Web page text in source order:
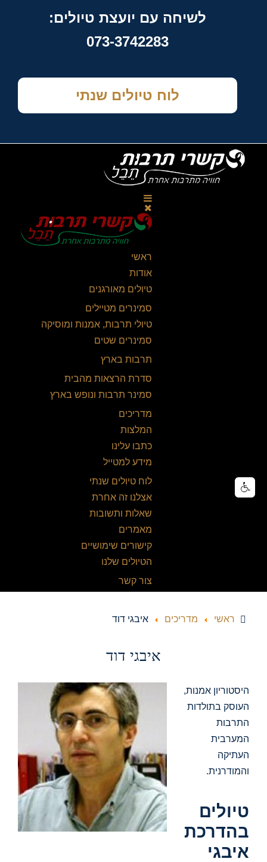
לשיחה עם יועצת טיולים:
073-3742283
לוח טיולים שנתי
ראשי
אודות
טיולים מאורגנים
סמינרים מטיילים
טיולי תרבות, אמנות ומוסיקה
סמינרים שטים
תרבות בארץ
סדרת הרצאות מהבית
סמינר תרבות ונופש בארץ
מדריכים
המלצות
כתבו עלינו
מידע למטייל
לוח טיולים שנתי
אצלנו זה אחרת
שאלות ותשובות
מאמרים
קישורים שימושיים
הטיולים שלנו
צור קשר
ראשי מדריכים איבגי דוד
איבגי דוד
היסטוריון אמנות,
העוסק בתולדות
התרבות
המערבית
העתיקה
והמודרנית.
טיולים
בהדרכת
איבגי